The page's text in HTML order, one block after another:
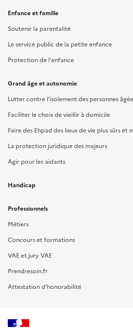
Enfance et famille
Soutenir la parentalité
Le service public de la petite enfance
Protection de l'enfance
Grand âge et autonomie
Lutter contre l’isolement des personnes
Faciliter le choix de vieillir à domicile
Faire des Ehpad des lieux de vie plus sûrs et
La protection juridique des majeurs
Agir pour les aidants
Handicap
Professionnels
Métiers
Concours et formations
VAE et jury VAE
Prendresoin.fr
Attestation d'honorabilité